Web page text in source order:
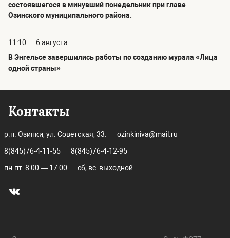
состоявшегося в минувший понедельник при главе
Озинского муниципального района.
11:10
6 августа
В Энгельсе завершились работы по созданию мурала «Лица
одной страны»
Контакты
р.п. Озинки, ул. Советская, 33. ozinkiniva@mail.ru
8(845)76-4-11-55 8(845)76-4-12-95
пн-пт: 8:00 — 17:00 сб, вс: выходной